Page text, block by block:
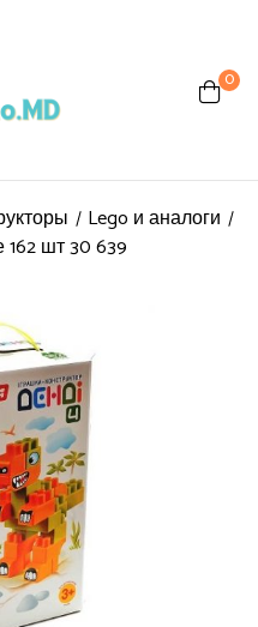
0
Lego и аналоги
162 шт 30 639
to review
шт 30 639”
не будет